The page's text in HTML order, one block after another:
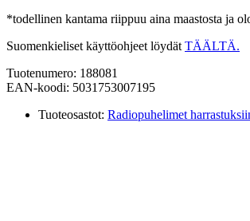
*todellinen kantama riippuu aina maastosta ja
Suomenkieliset käyttöohjeet löydät TÄÄLTÄ.
Tuotenumero: 188081
EAN-koodi: 5031753007195
Tuoteosastot: Radiopuhelimet